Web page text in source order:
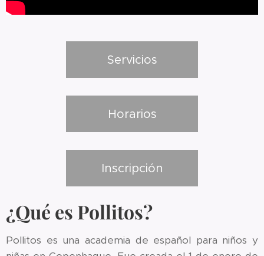
Servicios
Horarios
Inscripción
¿Qué es Pollitos?
Pollitos es una academia de español para niños y